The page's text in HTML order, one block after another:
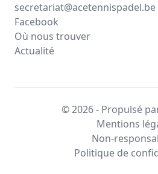
secretariat@acetennispadel.be
Facebook
Où nous trouver
Actualité
© 2026 - Propulsé
Mentions
Non-
Politique de